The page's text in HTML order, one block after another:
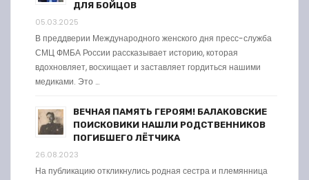
ДЛЯ БОЙЦОВ
05.03.2025
В преддверии Международного женского дня пресс-служба
СМЦ ФМБА России рассказывает историю, которая
вдохновляет, восхищает и заставляет гордиться нашими
медиками. Это …
ВЕЧНАЯ ПАМЯТЬ ГЕРОЯМ! БАЛАКОВСКИЕ
ПОИСКОВИКИ НАШЛИ РОДСТВЕННИКОВ
ПОГИБШЕГО ЛЁТЧИКА
26.08.2023
На публикацию откликнулись родная сестра и племянница